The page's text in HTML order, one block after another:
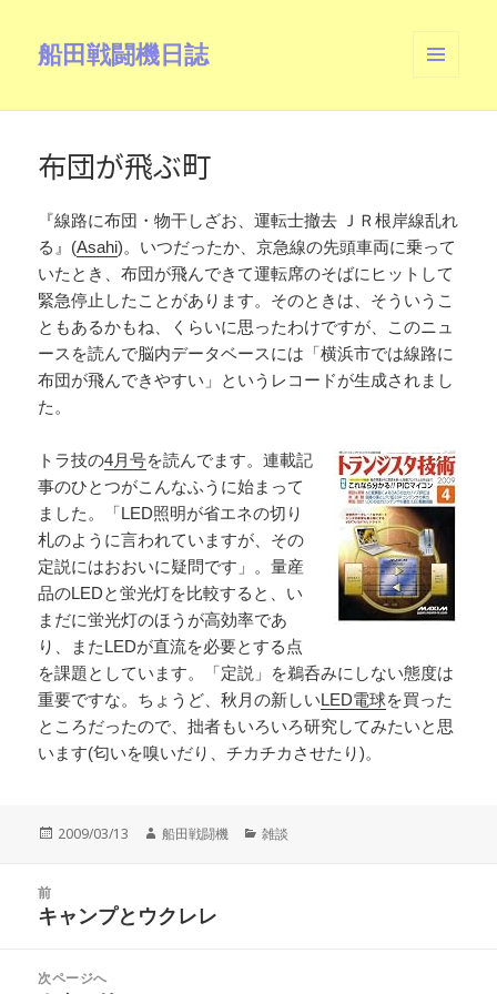
船田戦闘機日誌
ーとウ
布団が飛ぶ町
『線路に布団・物干しざお、運転士撤去 ＪＲ根岸線乱れ
る』(Asahi)。いつだったか、京急線の先頭車両に乗って
いたとき、布団が飛んできて運転席のそばにヒットして
緊急停止したことがあります。そのときは、そういうこ
ともあるかもね、くらいに思ったわけですが、このニュ
ースを読んで脳内データベースには「横浜市では線路に
布団が飛んできやすい」というレコードが生成されまし
た。
トラ技の4月号を読んでます。連載記
事のひとつがこんなふうに始まって
ました。「LED照明が省エネの切り
札のように言われていますが、その
定説にはおおいに疑問です」。量産
品のLEDと蛍光灯を比較すると、い
まだに蛍光灯のほうが高効率であ
り、またLEDが直流を必要とする点
を課題としています。「定説」を鵜呑みにしない態度は
重要ですな。ちょうど、秋月の新しいLED電球を買った
ところだったので、拙者もいろいろ研究してみたいと思
います(匂いを嗅いだり、チカチカさせたり)。
投
2009/03/13
作
船田戦闘機
カ
雑談
前
前
投
キャンプとウクレレ
次ページへ